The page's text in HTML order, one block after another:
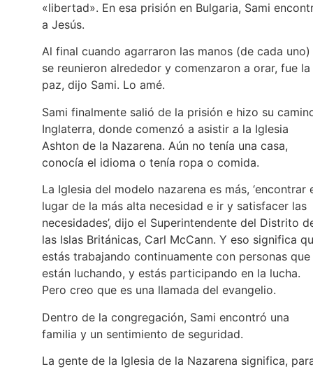
«libertad». En esa prisión en Bulgaria, Sami
a Jesús.
Al final cuando agarraron las manos (de cada
se reunieron alrededor y comenzaron a orar, fue la
paz, dijo Sami. Lo amé.
Sami finalmente salió de la prisión e hizo su
Inglaterra, donde comenzó a asistir a la Iglesia
Ashton de la Nazarena. Aún no tenía una casa,
conocía el idioma o tenía ropa o comida.
La Iglesia del modelo nazarena es más, ‘encontrar
lugar de la más alta necesidad e ir y satisfacer las
necesidades’, dijo el Superintendente del Distrito
las Islas Británicas, Carl McCann. Y eso significa
estás trabajando continuamente con personas que
están luchando, y estás participando en la lucha.
Pero creo que es una llamada del evangelio.
Dentro de la congregación, Sami encontró una
familia y un sentimiento de seguridad.
La gente de la Iglesia de la Nazarena significa,